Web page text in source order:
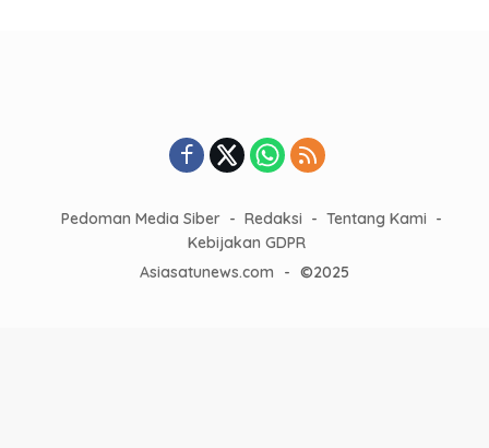
Pedoman Media Siber Redaksi
Tentang Kami
Kebijakan GDPR
Asiasatunews.com
- ©2025